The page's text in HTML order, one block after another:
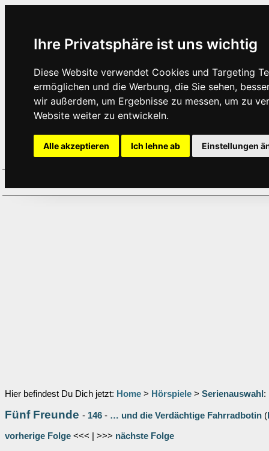
Ihre Privatsphäre ist uns wichtig
Diese Website verwendet Cookies und Targeting
ermöglichen und die Werbung, die Sie sehen,
wir außerdem, um Ergebnisse zu messen, um zu
Website weiter zu entwickeln.
Alle akzeptieren Ich lehne ab Einstellungen
Hier befindest Du Dich jetzt: Home > Hörspiele > Serienauswahl :
Fünf Freunde - 146 - … und die Verdächtige Fahrradbotin (
vorherige Folge <<< | >>> nächste Folge